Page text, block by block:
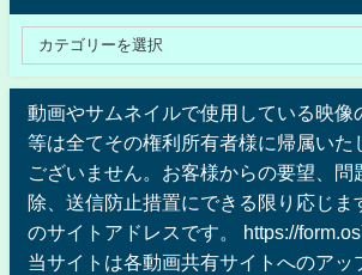
動画やサムネイルで使用している映像
等は全てその権利所有者様に帰属いた
ございません。お客様からの要望、問
除、送信防止措置にできる限り応じま
のサイトアドレスです。 https://
当サイトは各動画共有サイトへのアッ